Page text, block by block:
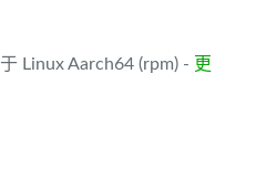
Linux Aarch64 (rpm) - 更